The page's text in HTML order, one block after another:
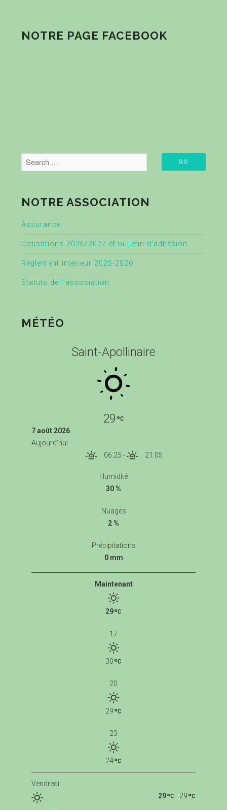
NOTRE PAGE FACEBOOK
NOTRE ASSOCIATION
Assurance
Cotisations 2026/2027 et bulletin d’adhésion
Règlement intérieur 2025-2026
Statuts de l’association
MÉTÉO
Saint-Apollinaire
29
7 août 2026
Aujourd'hui
06:25 - 21:05
Humidité
30 %
Nuages
2 %
Précipitations
0 mm
Maintenant
29
17
30
20
29
23
24
Vendredi
29
29